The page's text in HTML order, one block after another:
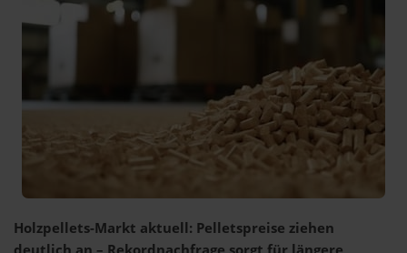
Holzpellets-Markt aktuell: Pelletspreise ziehen